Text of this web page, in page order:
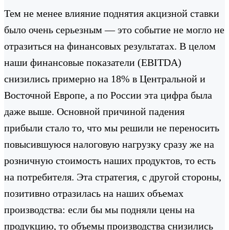
Тем не менее влияние поднятия акцизной ставки
было очень серьезным — это событие не могло не
отразиться на финансовых результатах. В целом
наши финансовые показатели (EBITDA)
снизились примерно на 18% в Центральной и
Восточной Европе, а по России эта цифра была
даже выше. Основной причиной падения
прибыли стало то, что мы решили не переносить
повысившуюся налоговую нагрузку сразу же на
розничную стоимость наших продуктов, то есть
на потребителя. Эта стратегия, с другой стороны,
позитивно отразилась на наших объемах
производства: если бы мы подняли цены на
продукцию, то объемы производства снизились